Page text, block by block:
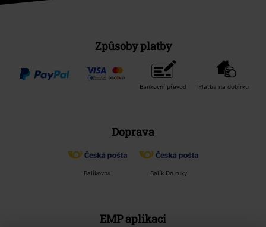
Způsoby platby
Bankovní převod Platba na dobírku
Doprava
Balíkovna Balík Do ruky
EMP aplikaci